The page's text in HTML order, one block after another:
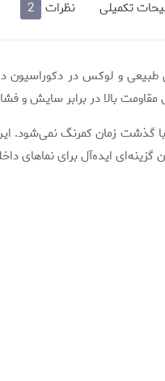
تکمیلی نظرات 2
طبیعی و لوکس در
مقاومت بالا در برابر سایش و
با گذشت زمان کمرنگ
ایده‌آل برای نماهای